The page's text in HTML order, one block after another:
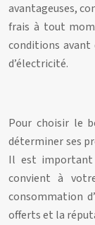
avantageuses,
frais à tout
conditions avant
d’électricité.
Pour choisir le
déterminer ses
Il est important
convient à
consommation
offerts et la